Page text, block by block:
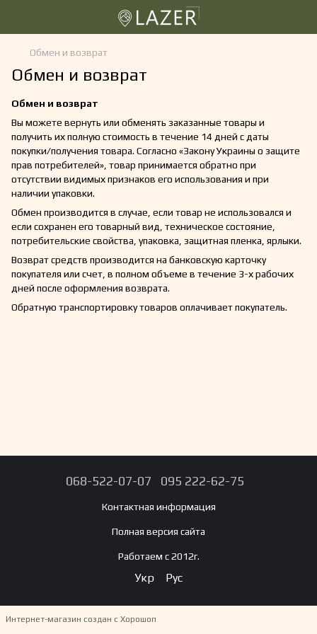
Обмен и возврат
Обмен и возврат
Обмен и возврат
Вы можете вернуть или обменять заказанные товары и
получить их полную стоимость в течение 14 дней с даты
покупки/получения товара. Согласно «Закону Украины о защите
прав потребителей», товар принимается обратно при
отсутствии видимых признаков его использования и при
наличии упаковки.
Обмен производится в случае, если товар не использовался и
если сохранен его товарный вид, техническое состояние,
потребительские свойства, упаковка, защитная пленка, ярлыки.
Возврат средств производится на банковскую карточку
покупателя или счет, в полном объеме в течение 3-х рабочих
дней после оформления возврата.
Обратную транспортировку товаров оплачивает покупатель.
068-522-07-07 095 222-62-75
Контактная информация
Полная версия сайта
Работаем с 2012г.
Укр Рус
Интернет-магазин создан с Хорошоп